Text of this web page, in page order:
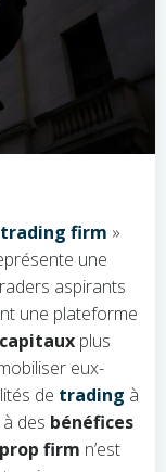
firm »
une
aspirants
une plateforme
capitaux plus
eux-
de trading à
des bénéfices
prop firm n’est